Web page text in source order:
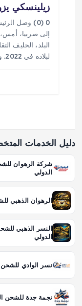
زيلينسكي
0 (0) وصل
إلى صربيا،
البلد، الحليف
لبلاده في 2022. ووصف مسؤول…
دليل الخدمات
شركة الرهوان
الدولي
الرهوان الذهبي
النسر الذهبي
الدولي
نسر الوادي للشحن
نجمة جدة للشحن